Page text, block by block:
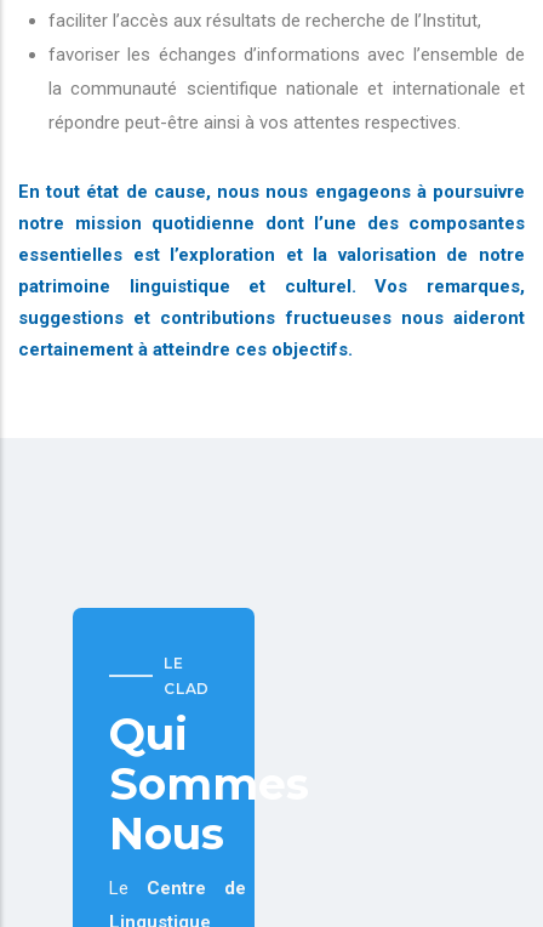
faciliter l’accès aux résultats de recherche de l’Institut,
favoriser les échanges d’informations avec l’ensemble de
la communauté scientifique nationale et internationale et
répondre peut-être ainsi à vos attentes respectives.
En tout état de cause, nous nous engageons à poursuivre
notre mission quotidienne dont l’une des composantes
essentielles est l’exploration et la valorisation de notre
patrimoine linguistique et culturel. Vos remarques,
suggestions et contributions fructueuses nous aideront
certainement à atteindre ces objectifs.
LE
CLAD
Qui
Sommes
Nous
Le Centre de
Lingustique